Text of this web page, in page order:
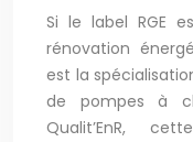
Si le label RGE
rénovation
est la
de pompes à
Qualit’EnR,